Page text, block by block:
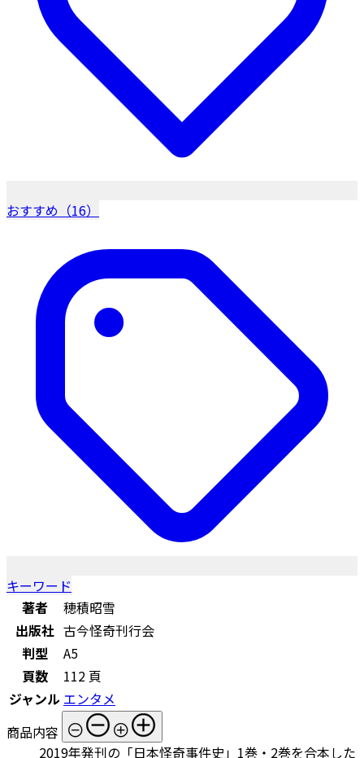
おすすめ（16）
キーワード
著者
穂積昭雪
出版社 古今怪奇刊行会
判型
A5
頁数
112 頁
ジャンル エンタメ
商品内容
2019年発刊の「日本怪奇事件史」1巻・2巻を合本した